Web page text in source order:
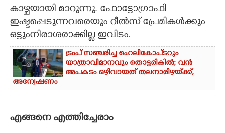
കാഴ്ചയായി മാറുന്നു. ഫോട്ടോഗ്രാഫി
ഇഷ്ടപ്പെടുന്നവരെയും റീൽസ് പ്രേമികൾക്കും
ഒട്ടുംനിരാശരാക്കില്ല ഇവിടം.
ട്രംപ് സഞ്ചരിച്ച ഹെലികോപ്‌ടറും
യാത്രാവിമാനവും തൊട്ടരികിൽ; വൻ
അപകടം ഒഴിവായത് തലനാരിഴയ്‌ക്ക്,
അന്വേഷണം
എങ്ങനെ എത്തിച്ചേരാം